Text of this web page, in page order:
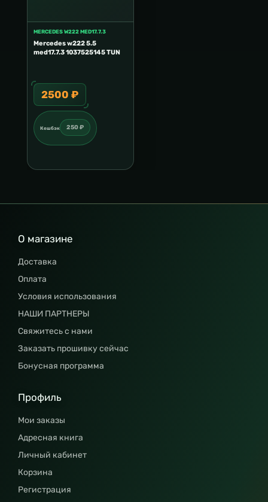
MERCEDES W222 MED17.7.3
Mercedes w222 5.5
med17.7.3 1037525145 TUN
2500 ₽
Кешбэк 250 ₽
О магазине
Доставка
Оплата
Условия использования
НАШИ ПАРТНЕРЫ
Свяжитесь с нами
Заказать прошивку сейчас
Бонусная программа
Профиль
Мои заказы
Адресная книга
Личный кабинет
Корзина
Регистрация